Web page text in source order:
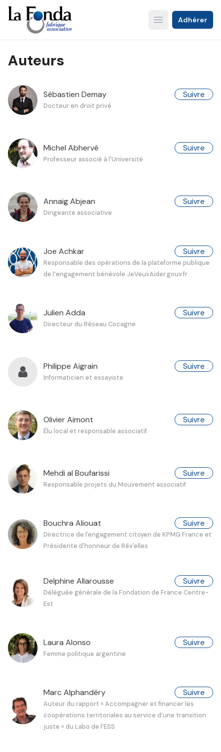
Aller
au
contenu
principal
Open main menu
Adhérer
Auteurs
Sébastien Demay Suivre
Docteur en droit privé
Michel Abhervé Suivre
Professeur associé à l'Université
Annaig Abjean Suivre
Dirigeante associative
Joe Achkar Suivre
Responsable des opérations de la plateforme publique
de l’engagement bénévole JeVeuxAider.gouv.fr
Julien Adda Suivre
Directeur du Réseau Cocagne
Philippe Aigrain Suivre
Informaticien et essayiste
Olivier Aimont Suivre
Élu local et responsable associatif
Mehdi al Boufarissi Suivre
Responsable projets du Mouvement associatif
Bouchra Aliouat Suivre
Directrice de l'engagement citoyen de KPMG France et
Présidente d'honneur de Rêv'elles
Delphine Allarousse Suivre
Déléguée générale de la Fondation de France Centre-
Est
Laura Alonso Suivre
Femme politique argentine
Marc Alphandéry Suivre
Auteur du rapport « Accompagner et financer les
coopérations territoriales au service d’une transition
juste » du Labo de l’ESS